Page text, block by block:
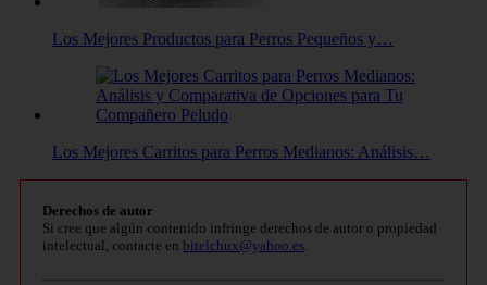
Los Mejores Productos para Perros Pequeños y…
Los Mejores Carritos para Perros Medianos: Análisis…
Derechos de autor
Si cree que algún contenido infringe derechos de autor o propiedad
intelectual, contacte en bitelchux@yahoo.es.